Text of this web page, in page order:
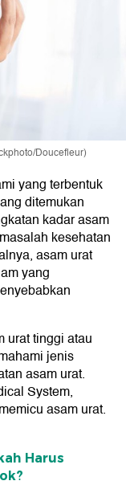
Doucefleur)
yang terbentuk
ditemukan
kadar asam
kesehatan
asam urat
yang
urat tinggi atau
jenis
asam urat.
System,
asam urat.
Harus